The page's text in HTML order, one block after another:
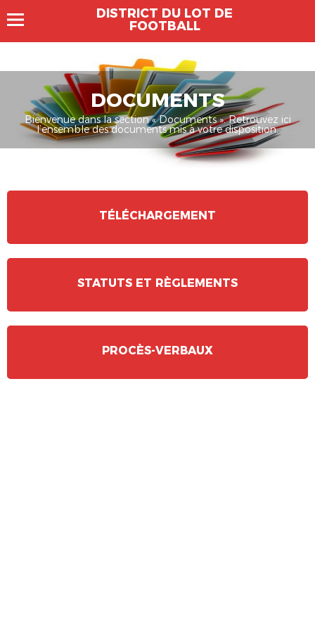
DISTRICT DU LOT DE
FOOTBALL
DOCUMENTS
Bienvenue dans la section « Documents ». Retrouvez ici
l’ensemble des documents mis à votre disposition.
TÉLÉCHARGEMENT
STATUTS ET RÈGLEMENTS
PROCÈS-VERBAUX